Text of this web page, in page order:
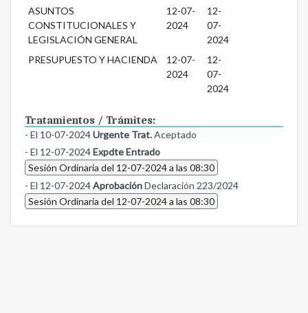
ASUNTOS
CONSTITUCIONALES Y
LEGISLACIÓN GENERAL
12-07-
2024
12-
07-
2024
PRESUPUESTO Y HACIENDA
12-07-
2024
12-
07-
2024
Tratamientos / Trámites:
- El 10-07-2024Urgente Trat.Aceptado
- El 12-07-2024Expdte Entrado
Sesión Ordinaria del 12-07-2024 a las 08:30
- El 12-07-2024AprobaciónDeclaración 223/2024
Sesión Ordinaria del 12-07-2024 a las 08:30